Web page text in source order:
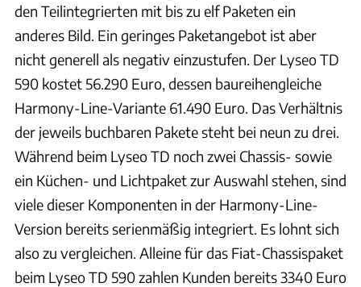
den Teilintegrierten mit bis zu elf Paketen ein
anderes Bild. Ein geringes Paketangebot ist aber
nicht generell als negativ einzustufen. Der Lyseo TD
590 kostet 56.290 Euro, dessen baureihengleiche
Harmony-Line-Variante 61.490 Euro. Das Verhältnis
der jeweils buchbaren Pakete steht bei neun zu drei.
Während beim Lyseo TD noch zwei Chassis- sowie
ein Küchen- und Lichtpaket zur Auswahl stehen, sind
viele dieser Komponenten in der Harmony-Line-
Version bereits serienmäßig integriert. Es lohnt sich
also zu vergleichen. Alleine für das Fiat-Chassispaket
beim Lyseo TD 590 zahlen Kunden bereits 3340 Euro